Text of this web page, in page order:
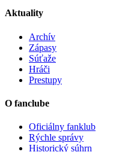
Aktuality
Archív
Zápasy
Súťaže
Hráči
Prestupy
O fanclube
Oficiálny fanklub
Rýchle správy
Historický súhrn